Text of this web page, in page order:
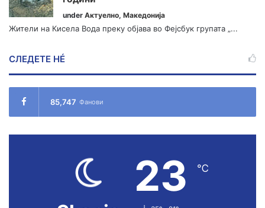
under Актуелно, Македонија
Жители на Кисела Вода преку објава во Фејсбук групата „...
СЛЕДЕТЕ НÉ
85,747 Фанови
23 ℃